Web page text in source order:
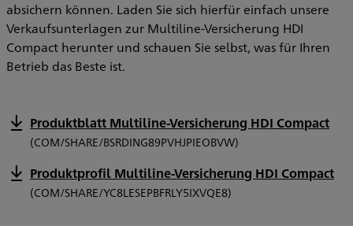
absichern können. Laden Sie sich hierfür einfach unsere
Verkaufsunterlagen zur Multiline-Versicherung HDI
Compact herunter und schauen Sie selbst, was für Ihren
Betrieb das Beste ist.
Produktblatt Multiline-Versicherung HDI Compact
(COM/SHARE/BSRDING89PVHJPIEOBVW)
Produktprofil Multiline-Versicherung HDI Compact
(COM/SHARE/YC8LESEPBFRLY5IXVQE8)